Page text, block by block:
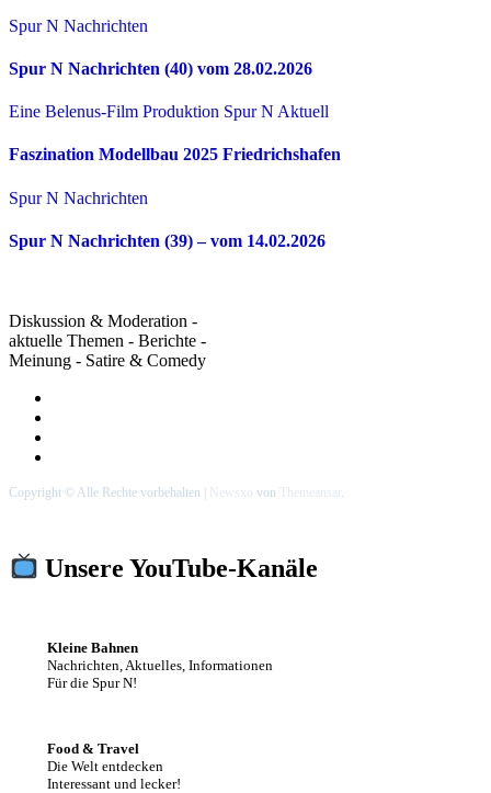
Spur N Nachrichten
Spur N Nachrichten (40) vom 28.02.2026
Eine Belenus-Film Produktion Spur N Aktuell
Faszination Modellbau 2025 Friedrichshafen
Spur N Nachrichten
Spur N Nachrichten (39) – vom 14.02.2026
Diskussion & Moderation -
aktuelle Themen - Berichte -
Meinung - Satire & Comedy
Copyright © Alle Rechte vorbehalten Newsxo von Themeansar.
Unsere YouTube-Kanäle
Kleine Bahnen
Nachrichten, Aktuelles, Informationen
Für die Spur N!
Food & Travel
Die Welt entdecken
Interessant und lecker!